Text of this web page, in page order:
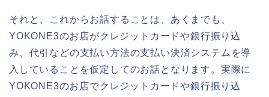
それと、これからお話することは、あくまでも、
YOKONE3のお店がクレジットカードや銀行振り込
み、代引などの支払い方法の支払い決済システムを導
入していることを仮定してのお話となります。実際に
YOKONE3のお店でクレジットカードや銀行振り込